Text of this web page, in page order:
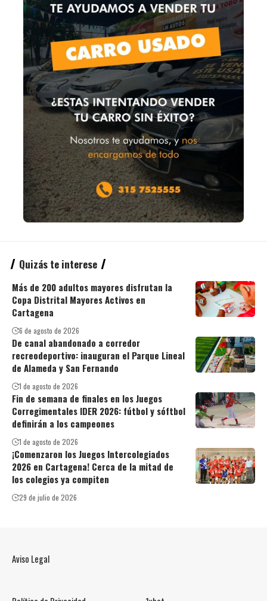
Quizás te interese
Más de 200 adultos mayores disfrutan la
Copa Distrital Mayores Activos en
Cartagena
6 de agosto de 2026
De canal abandonado a corredor
recreodeportivo: inauguran el Parque Lineal
de Alameda y San Fernando
1 de agosto de 2026
Fin de semana de finales en los Juegos
Corregimentales IDER 2026: fútbol y sóftbol
definirán a los campeones
1 de agosto de 2026
¡Comenzaron los Juegos Intercolegiados
2026 en Cartagena! Cerca de la mitad de
los colegios ya compiten
29 de julio de 2026
Aviso Legal